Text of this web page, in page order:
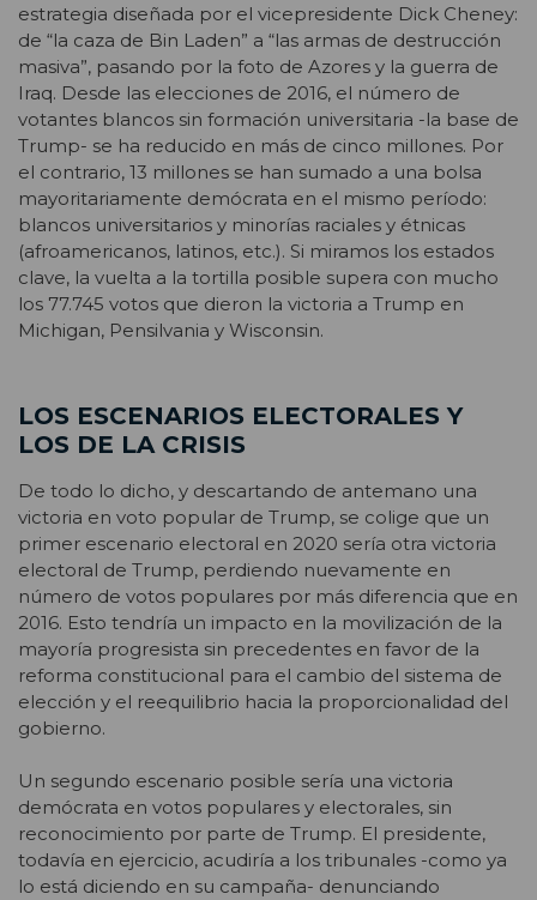
estrategia diseñada por el vicepresidente Dick Cheney:
de “la caza de Bin Laden” a “las armas de destrucción
masiva”, pasando por la foto de Azores y la guerra de
Iraq. Desde las elecciones de 2016, el número de
votantes blancos sin formación universitaria -la base de
Trump- se ha reducido en más de cinco millones. Por
el contrario, 13 millones se han sumado a una bolsa
mayoritariamente demócrata en el mismo período:
blancos universitarios y minorías raciales y étnicas
(afroamericanos, latinos, etc.). Si miramos los estados
clave, la vuelta a la tortilla posible supera con mucho
los 77.745 votos que dieron la victoria a Trump en
Michigan, Pensilvania y Wisconsin.
LOS ESCENARIOS ELECTORALES Y
LOS DE LA CRISIS
De todo lo dicho, y descartando de antemano una
victoria en voto popular de Trump, se colige que un
primer escenario electoral en 2020 sería otra victoria
electoral de Trump, perdiendo nuevamente en
número de votos populares por más diferencia que en
2016. Esto tendría un impacto en la movilización de la
mayoría progresista sin precedentes en favor de la
reforma constitucional para el cambio del sistema de
elección y el reequilibrio hacia la proporcionalidad del
gobierno.
Un segundo escenario posible sería una victoria
demócrata en votos populares y electorales, sin
reconocimiento por parte de Trump. El presidente,
todavía en ejercicio, acudiría a los tribunales -como ya
lo está diciendo en su campaña- denunciando